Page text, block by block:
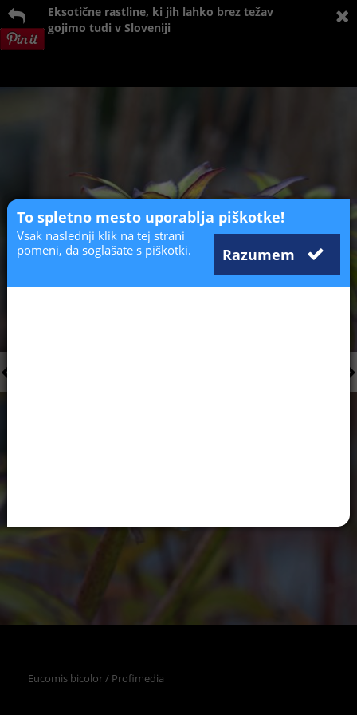
Eksotične rastline, ki jih lahko brez težav
gojimo tudi v Sloveniji
Eucomis bicolor / Profimedia
To spletno mesto uporablja piškotke!
Razumem
Vsak naslednji klik na tej strani
pomeni, da soglašate s piškotki.